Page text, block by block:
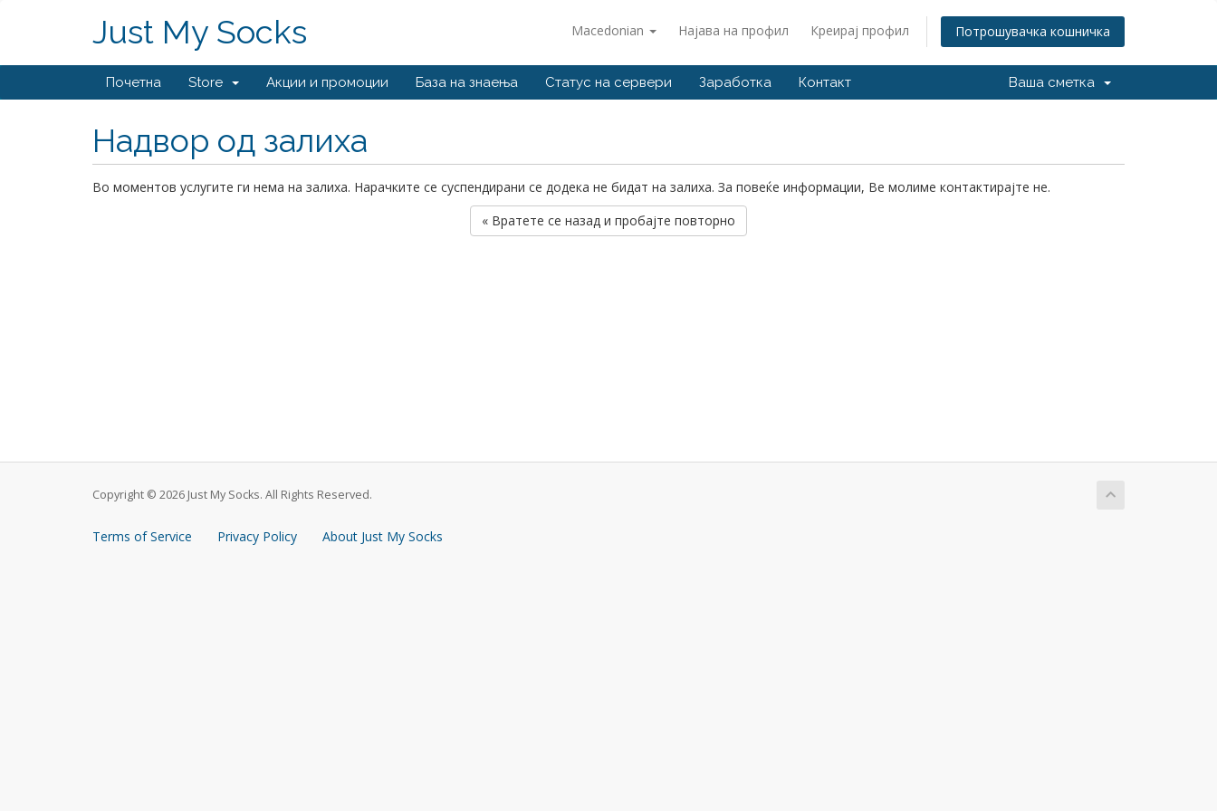
Macedonian Најава на профил Креирај профил Потрошувачка кошничка
Just My Socks
Почетна Store Акции и промоции База на знаења Статус на сервери Заработка Контакт Ваша сметка
Надвор од залиха
Во моментов услугите ги нема на залиха. Нарачките се суспендирани се додека не бидат на залиха. За повеќе информации, Ве молиме контактирајте не.
« Вратете се назад и пробајте повторно
Copyright © 2026 Just My Socks. All Rights Reserved.
Terms of Service Privacy Policy About Just My Socks